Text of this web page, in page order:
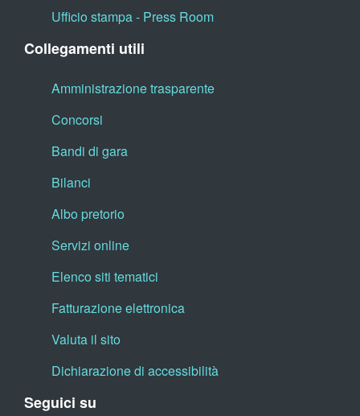
Ufficio stampa - Press Room
Collegamenti utili
Amministrazione trasparente
Concorsi
Bandi di gara
Bilanci
Albo pretorio
Servizi online
Elenco siti tematici
Fatturazione elettronica
Valuta il sito
Dichiarazione di accessibilità
Seguici su